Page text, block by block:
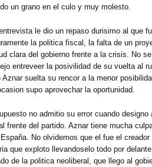
un grano en el culo y muy molesto.
le dio un repaso durisimo al que
la politica fiscal, la falta de un
clara del gobierno frente a la crisis. No
entreveer la posivilidad de su vuelta al
Aznar suelta su rencor a la menor
supo aprovechar la oportunidad.
no admitio su error cuando designo
frente del partido. Aznar tiene mucha
No olvidemos que el fue el creador
que exploto llevandoselo todo por
de la politica neoliberal, que llego al